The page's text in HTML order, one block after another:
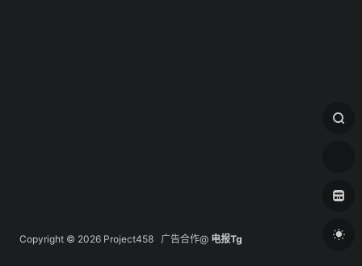
Copyright © 2026 Project458 广告合作@ 电报Tg